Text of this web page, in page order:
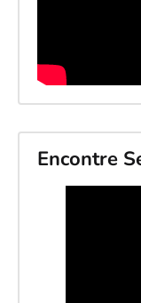
Encontre